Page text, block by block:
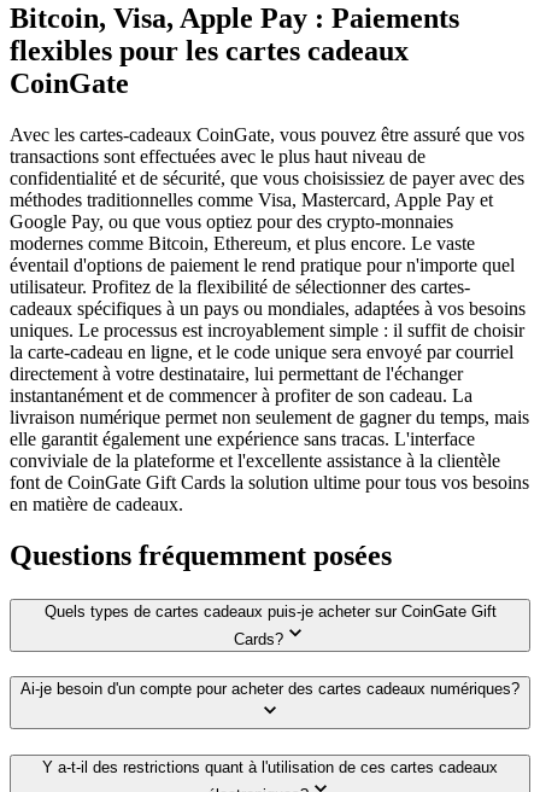
Bitcoin, Visa, Apple Pay : Paiements
flexibles pour les cartes cadeaux
CoinGate
Avec les cartes-cadeaux CoinGate, vous pouvez être assuré que vos
transactions sont effectuées avec le plus haut niveau de
confidentialité et de sécurité, que vous choisissiez de payer avec des
méthodes traditionnelles comme Visa, Mastercard, Apple Pay et
Google Pay, ou que vous optiez pour des crypto-monnaies
modernes comme Bitcoin, Ethereum, et plus encore. Le vaste
éventail d'options de paiement le rend pratique pour n'importe quel
utilisateur. Profitez de la flexibilité de sélectionner des cartes-
cadeaux spécifiques à un pays ou mondiales, adaptées à vos besoins
uniques. Le processus est incroyablement simple : il suffit de choisir
la carte-cadeau en ligne, et le code unique sera envoyé par courriel
directement à votre destinataire, lui permettant de l'échanger
instantanément et de commencer à profiter de son cadeau. La
livraison numérique permet non seulement de gagner du temps, mais
elle garantit également une expérience sans tracas. L'interface
conviviale de la plateforme et l'excellente assistance à la clientèle
font de CoinGate Gift Cards la solution ultime pour tous vos besoins
en matière de cadeaux.
Questions fréquemment posées
Quels types de cartes cadeaux puis-je acheter sur CoinGate Gift
Cards?
Ai-je besoin d'un compte pour acheter des cartes cadeaux numériques?
Y a-t-il des restrictions quant à l'utilisation de ces cartes cadeaux